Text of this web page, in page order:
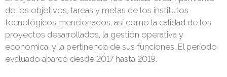
de los objetivos, tareas y metas de los institutos
tecnológicos mencionados, así como la calidad de los
proyectos desarrollados, la gestión operativa y
económica, y la pertinencia de sus funciones. El período
evaluado abarcó desde 2017 hasta 2019.